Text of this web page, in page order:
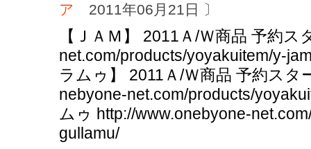
ア 2011年06月21日 〕
【ＪＡＭ】 2011Ａ/Ｗ商品 予約
net.com/products/yoyakuitem/y-
ラムゥ】 2011Ａ/Ｗ商品 予約スタ
nebyone-net.com/products/
ムゥ http://www.onebyone-
gullamu/